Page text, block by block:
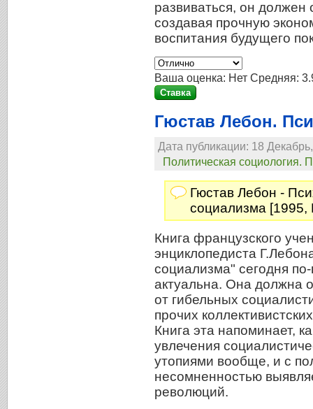
развиваться, он
создавая прочную
воспитания будущего
Ваша оценка: Нет Средняя:
Гюстав Лебон.
Дата публикации: 18
Политическая социология.
Гюстав Лебон -
социализма [1995,
Книга французского
энциклопедиста
социализма" сегодня
актуальна. Она должна
от гибельных
прочих
Книга эта напоминает,
увлечения
утопиями вообще, и с
несомненностью
революций.